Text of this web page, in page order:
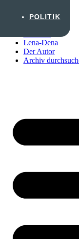
Lena-Dena
Der Autor
Archiv
POLITIK